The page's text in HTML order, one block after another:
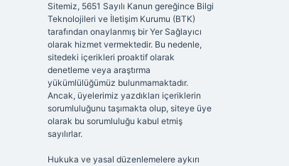
Sitemiz, 5651 Sayılı Kanun gereğince Bilgi
Teknolojileri ve İletişim Kurumu (BTK)
tarafından onaylanmış bir Yer Sağlayıcı
olarak hizmet vermektedir. Bu nedenle,
sitedeki içerikleri proaktif olarak
denetleme veya araştırma
yükümlülüğümüz bulunmamaktadır.
Ancak, üyelerimiz yazdıkları içeriklerin
sorumluluğunu taşımakta olup, siteye üye
olarak bu sorumluluğu kabul etmiş
sayılırlar.
Hukuka ve yasal düzenlemelere aykırı